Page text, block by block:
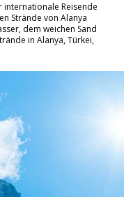
internationale Reisende
Strände von Alanya
dem weichen Sand
in Alanya, Türkei,